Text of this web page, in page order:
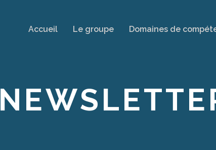
Accueil Le groupe Domaines de